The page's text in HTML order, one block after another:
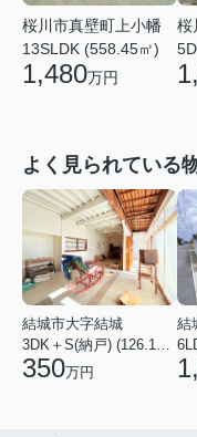
桜川市真壁町上小幡
13SLDK (558.45㎡)
1,480万円
桜
よく見られている
結城市大字結城
3DK＋S(納戸) (126.19㎡)
350万円
結